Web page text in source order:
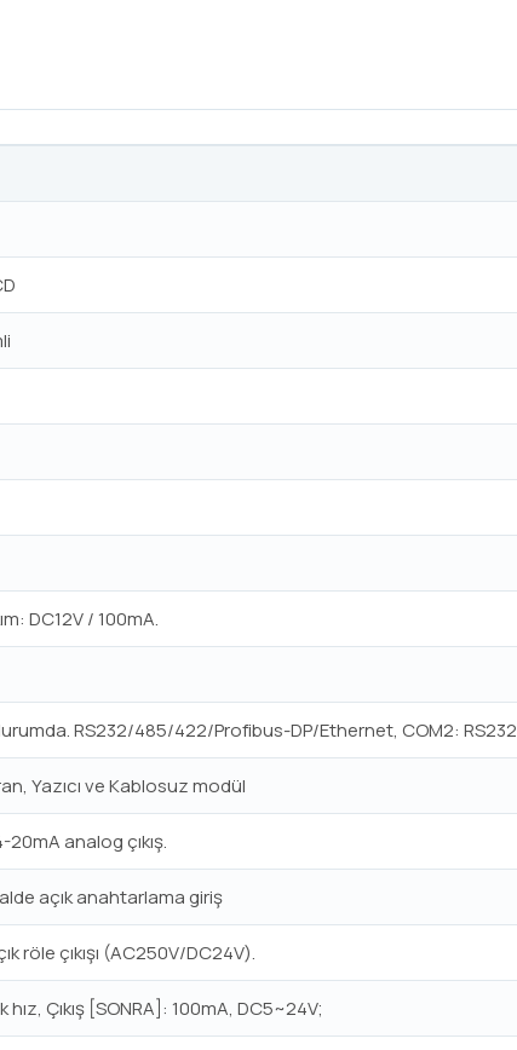
DC12V / 100mA.
RS232/485/422/Profibus-DP/Ethernet, COM2: RS232
Yazıcı ve Kablosuz modül
analog çıkış.
açık anahtarlama giriş
röle çıkışı (AC250V/DC24V).
hız, Çıkış [SONRA]: 100mA, DC5~24V;